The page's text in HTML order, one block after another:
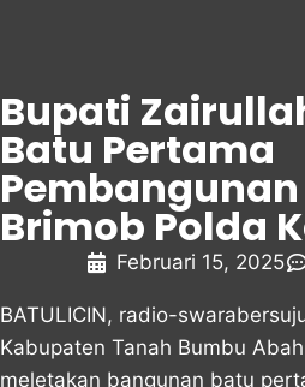
Bupati
Batu Pertama
Brimob Polda
Februari 15, 2025
BATULICIN, radio-
Kabupaten Tanah Bumbu
meletakan bangunan batu